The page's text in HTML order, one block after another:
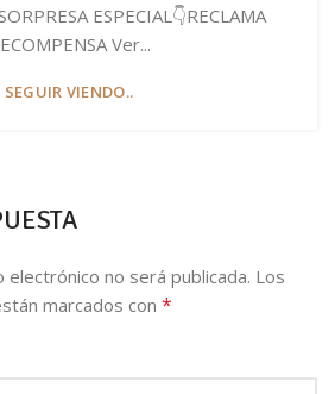
ESPECIAL👇RECLAMA
Ver...
SEGUIR VIENDO..
no será publicada. Los
marcados con *